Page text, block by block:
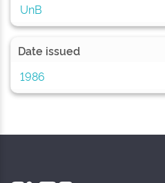
UnB
Date issued
1986